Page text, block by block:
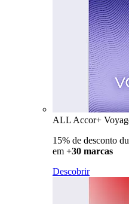
ALL Accor+
15% de desconto
em +30 marcas
Descobrir